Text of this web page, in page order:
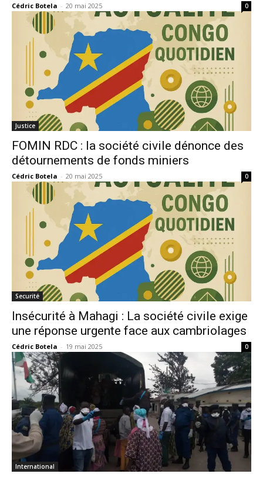
Cédric Botela - 20 mai 2025 0
Justice
FOMIN RDC : la société civile dénonce des
détournements de fonds miniers
Cédric Botela - 20 mai 2025 0
Securité
Insécurité à Mahagi : La société civile exige
une réponse urgente face aux cambriolages
Cédric Botela - 19 mai 2025 0
International